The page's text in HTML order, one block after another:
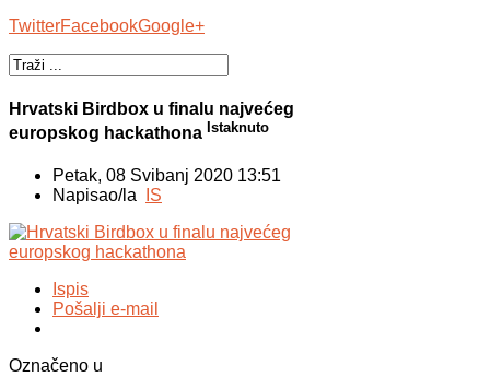
TwitterFacebookGoogle+
Hrvatski Birdbox u finalu najvećeg
europskog hackathona Istaknuto
Petak, 08 Svibanj 2020 13:51
Napisao/la
IS
Ispis
Pošalji e-mail
Označeno u